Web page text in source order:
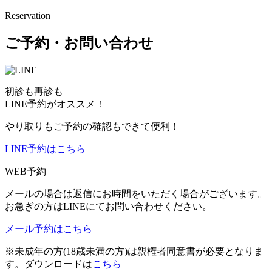
Reservation
ご予約・お問い合わせ
初診も再診も
LINE予約がオススメ！
やり取りもご予約の確認もできて便利！
LINE予約はこちら
WEB予約
メールの場合は返信にお時間をいただく場合がございます。
お急ぎの方はLINEにてお問い合わせください。
メール予約はこちら
※未成年の方(18歳未満の方)は親権者同意書が必要となりま
す。ダウンロードはこちら